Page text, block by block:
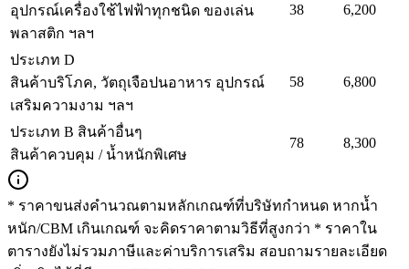
อุปกรณ์เครื่องใช้ไฟฟ้าทุกชนิด ของเล่น
พลาสติก ฯลฯ
38 6,200
ประเภท D
สินค้าบริโภค, วัตถุเจือปนอาหาร อุปกรณ์
เสริมความงาม ฯลฯ
58 6,800
ประเภท B สินค้าอื่นๆ
สินค้าควบคุม / น้ำหนักพิเศษ
78 8,300
* ราคาขนส่งคำนวณตามหลักเกณฑ์ที่บริษัทกำหนด หากน้ำ
หนัก/CBM เกินเกณฑ์ จะคิดราคาตามวิธีที่สูงกว่า * ราคาใน
ตารางยังไม่รวมภาษีและค่าบริการเสริม สอบถามรายละเอียด